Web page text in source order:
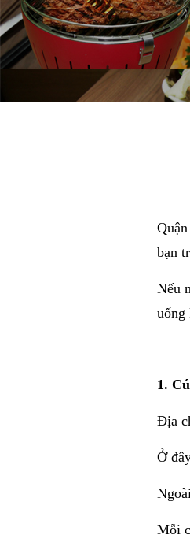
bạn
Nếu
uống
1.
Địa
Ở
Mỗi